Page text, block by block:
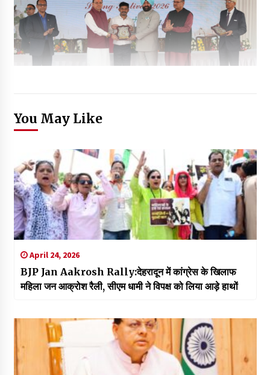
You May Like
April 24, 2026
BJP Jan Aakrosh Rally:देहरादून में कांग्रेस के खिलाफ
महिला जन आक्रोश रैली, सीएम धामी ने विपक्ष को लिया आड़े हाथों